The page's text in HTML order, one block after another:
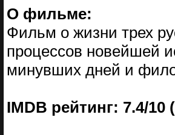
О фильме:
Фильм о жизни трех
процессов новейшей
минувших дней и
IMDB рейтинг: 7.4/10